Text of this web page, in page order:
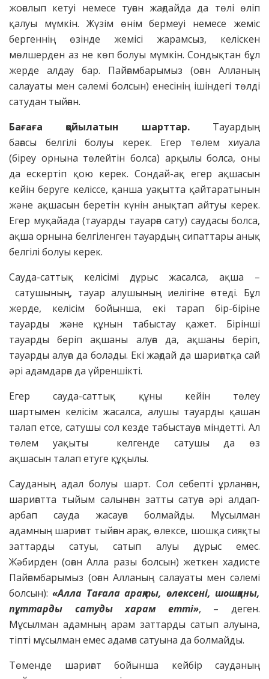
жоғалып кетуі немесе туған жағдайда да төлі өліп
қалуы мүмкін. Жүзім өнім бермеуі немесе жеміс
бергеннің өзінде жемісі жарамсыз, келіскен
мөлшерден аз не көп болуы мүмкін. Сондықтан бұл
жерде алдау бар. Пайғамбарымыз (оған Алланың
салауаты мен сәлемі болсын) енесінің ішіндегі төлді
сатудан тыйған.
Бағаға қойылатын шарттар.Тауардың
бағасы белгілі болуы керек. Егер төлем хиуала
(біреу орнына төлейтін болса) арқылы болса, оны
да ескертіп қою керек. Сондай-ақ егер ақшасын
кейін беруге келіссе, қанша уақытта қайтаратынын
және ақшасын беретін күнін анықтап айтуы керек.
Егер муқайада (тауарды тауарға сату) саудасы болса,
ақша орнына белгіленген тауардың сипаттары анық
белгілі болуы керек.
Сауда-саттық келісімі дұрыс жасалса, ақша –
сатушының, тауар алушының иелігіне өтеді. Бұл
жерде, келісім бойынша, екі тарап бір-біріне
тауарды және құнын табыстау қажет. Бірінші
тауарды беріп ақшаны алуға да, ақшаны беріп,
тауарды алуға да болады. Екі жағдай да шариғатқа сай
әрі адамдарға да үйреншікті.
Егер сауда-саттық құны кейін төлеу
шартымен келісім жасалса, алушы тауарды қашан
талап етсе, сатушы сол кезде табыстауға міндетті. Ал
төлем уақыты келгенде сатушы да өз
ақшасын талап етуге құқылы.
Сауданың адал болуы шарт. Сол себепті ұрланған,
шариғатта тыйым салынған затты сатуға әрі алдап-
арбап сауда жасауға болмайды. Мұсылман
адамның шариғат тыйған арақ, өлексе, шошқа сияқты
заттарды сатуы, сатып алуы дұрыс емес.
Жәбирден (оған Алла разы болсын) жеткен хадисте
Пайғамбарымыз (оған Алланың салауаты мен сәлемі
болсын):«Алла Тағалаарақты, өлексені, шошқаны,
пұттарды сатуды харам етті», – деген.
Мұсылман адамның арам заттарды сатып алуына,
тіпті мұсылман емес адамға сатуына да болмайды.
Төменде шариғат бойынша кейбір сауданың